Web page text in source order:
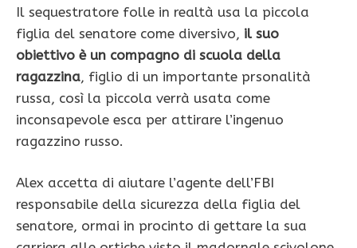
Il sequestratore folle in realtà usa la piccola
figlia del senatore come diversivo, il suo
obiettivo è un compagno di scuola della
ragazzina, figlio di un importante prsonalità
russa, così la piccola verrà usata come
inconsapevole esca per attirare l’ingenuo
ragazzino russo.
Alex accetta di aiutare l’agente dell’FBI
responsabile della sicurezza della figlia del
senatore, ormai in procinto di gettare la sua